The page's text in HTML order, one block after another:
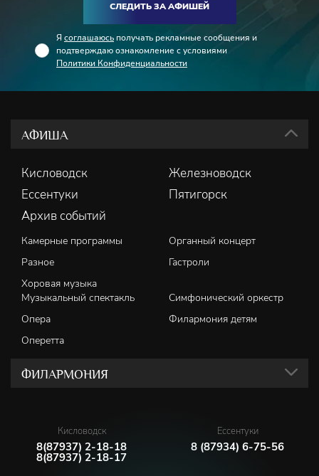
СЛЕДИТЬ ЗА АФИШЕЙ
Я соглашаюсь получать рекламные сообщения и
подтверждаю ознакомление с условиями
Политики Конфиденциальности
АФИША
Кисловодск
Железноводск
Ессентуки
Пятигорск
Архив событий
Камерные программы
Органный концерт
Разное
Гастроли
Хоровая музыка
Музыкальный спектакль
Симфонический оркестр
Опера
Филармония детям
Оперетта
ФИЛАРМОНИЯ
Кисловодск
8(87937) 2-18-18
8(87937) 2-18-17
Ессентуки
8 (87934) 6-75-56